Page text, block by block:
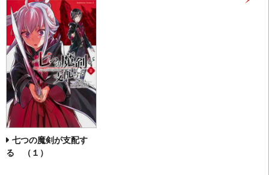
七つの魔剣が支配す
る （１）